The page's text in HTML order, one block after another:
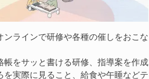
ンラインで研修や各種の催しをおこな
帳をサッと書ける研修、指導案を作成
を実際に見ること、給食や午睡などテ